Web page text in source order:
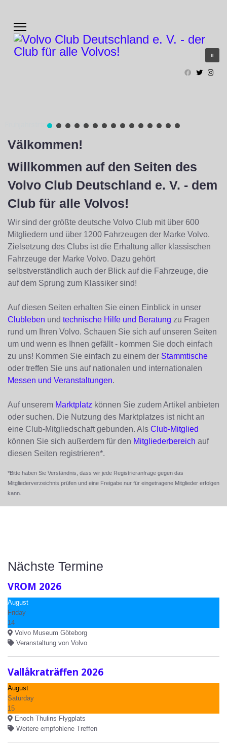
Frühjahrstrtreffen 2022 in Olpe
Välkommen!
Willkommen auf den Seiten des
Volvo Club Deutschland e. V. - dem
Club für alle Volvos!
Wir sind der größte deutsche Volvo Club mit über 600
Mitgliedern und über 1200 Fahrzeugen der Marke Volvo.
Zielsetzung des Clubs ist die Erhaltung aller klassischen
Fahrzeuge der Marke Volvo. Dazu gehört
selbstverständlich auch der Blick auf die Fahrzeuge, die
auf dem Sprung zum Klassiker sind!
Auf diesen Seiten erhalten Sie einen Einblick in unser
Clubleben und technische Hilfe und Beratung zu Fragen
rund um Ihren Volvo. Schauen Sie sich auf unseren Seiten
um und wenn es Ihnen gefällt - kommen Sie doch einfach
zu uns! Kommen Sie einfach zu einem der Stammtische
oder treffen Sie uns auf nationalen und internationalen
Messen und Veranstaltungen.
Auf unserem Marktplatz können Sie zudem Artikel anbieten
oder suchen. Die Nutzung des Marktplatzes ist nicht an
eine Club-Mitgliedschaft gebunden. Als Club-Mitglied
können Sie sich außerdem für den Mitgliederbereich auf
diesen Seiten registrieren*.
*Bitte haben Sie Verständnis, dass wir jede Registrieranfrage gegen das
Mitgliederverzeichnis prüfen und eine Freigabe nur für eingetragene Mitglieder erfolgen
kann.
Nächste Termine
VROM 2026
August
Friday
14
Volvo Museum Göteborg
Veranstaltung von Volvo
Vallåkraträffen 2026
August
Saturday
15
Enoch Thulins Flygplats
Weitere empfohlene Treffen